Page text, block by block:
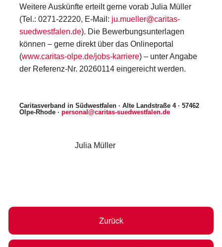
Weitere Auskünfte erteilt gerne vorab Julia Müller
(Tel.: 0271-22220, E-Mail: ju.mueller@caritas-
suedwestfalen.de). Die Bewerbungsunterlagen
können – gerne direkt über das Onlineportal
(www.caritas-olpe.de/jobs-karriere) – unter Angabe
der Referenz-Nr. 20260114 eingereicht werden.
Caritasverband in Südwestfalen · Alte Landstraße 4 · 57462
Olpe-Rhode · personal@caritas-suedwestfalen.de
Julia Müller
Zurück